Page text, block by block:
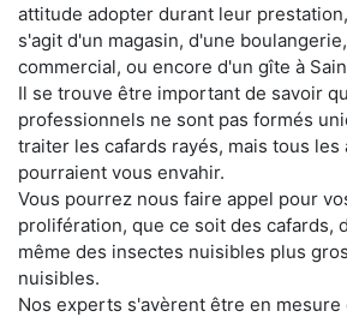
attitude adopter durant leur
s'agit d'un magasin, d'une
commercial, ou encore d'un gîte à
Il se trouve être important de savoir
professionnels ne sont pas formés
traiter les cafards rayés, mais tous
pourraient vous envahir.
Vous pourrez nous faire appel pour
prolifération, que ce soit des cafards,
même des insectes nuisibles plus
nuisibles.
Nos experts s'avèrent être en